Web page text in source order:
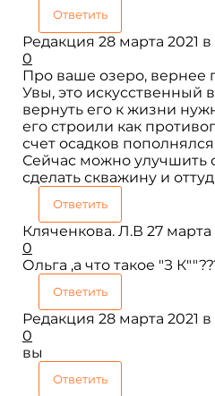
Ответить
Редакция 28 марта 2021 в
0
Про ваше озеро, вернее
Увы, это искусственный
вернуть его к жизни
его строили как
счет осадков
Сейчас можно улучшить
сделать скважину и
Ответить
Кляченкова. Л.В 27 марта
0
Ольга ,а что такое "З
Ответить
Редакция 28 марта 2021 в
0
вы
Ответить